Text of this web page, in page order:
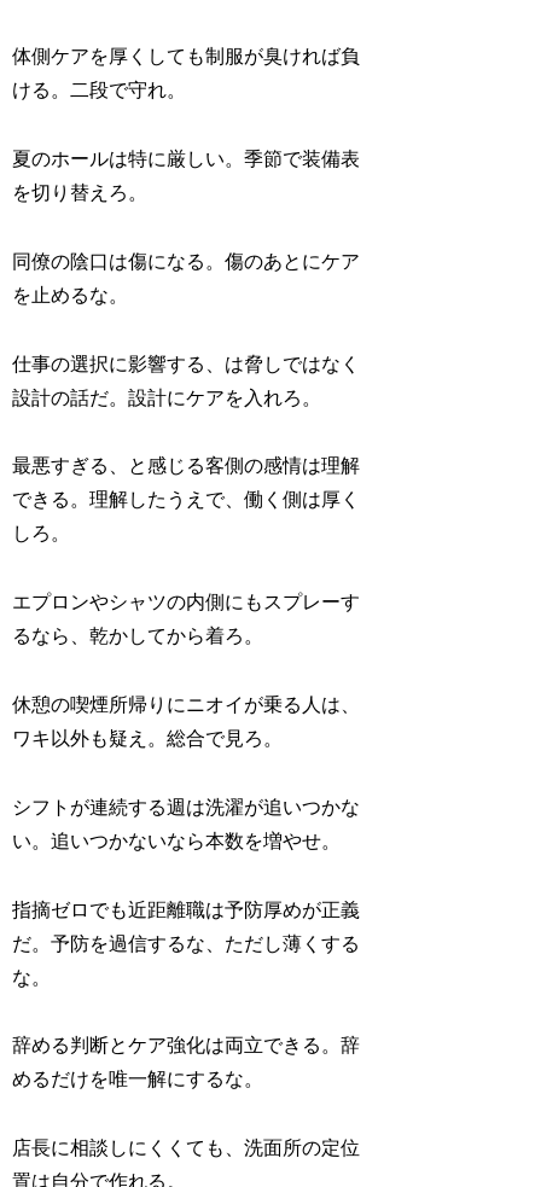
体側ケアを厚くしても制服が臭ければ負
ける。二段で守れ。
夏のホールは特に厳しい。季節で装備表
を切り替えろ。
同僚の陰口は傷になる。傷のあとにケア
を止めるな。
仕事の選択に影響する、は脅しではなく
設計の話だ。設計にケアを入れろ。
最悪すぎる、と感じる客側の感情は理解
できる。理解したうえで、働く側は厚く
しろ。
エプロンやシャツの内側にもスプレーす
るなら、乾かしてから着ろ。
休憩の喫煙所帰りにニオイが乗る人は、
ワキ以外も疑え。総合で見ろ。
シフトが連続する週は洗濯が追いつかな
い。追いつかないなら本数を増やせ。
指摘ゼロでも近距離職は予防厚めが正義
だ。予防を過信するな、ただし薄くする
な。
辞める判断とケア強化は両立できる。辞
めるだけを唯一解にするな。
店長に相談しにくくても、洗面所の定位
置は自分で作れる。